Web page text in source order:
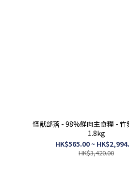
怪獸部落 - 98%鮮肉主食糧 - 竹
1.8kg
HK$565.00 ~
HK$3,420.00